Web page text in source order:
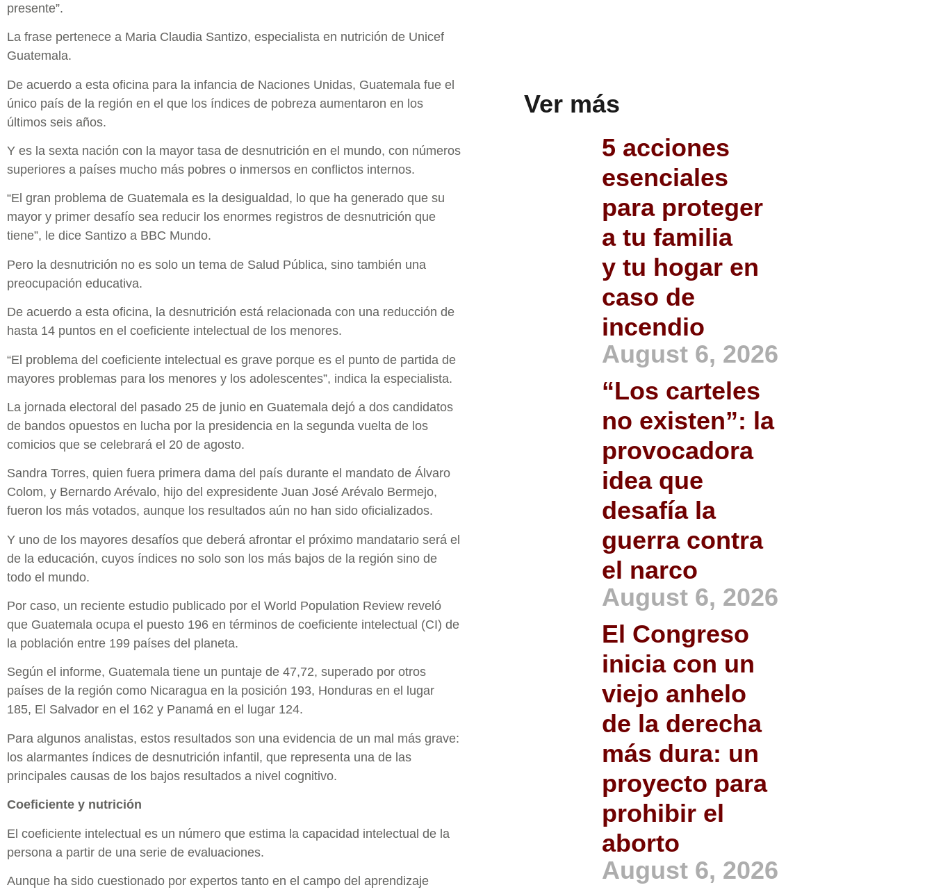
presente”.
La frase pertenece a Maria Claudia Santizo, especialista en nutrición de Unicef
Guatemala.
De acuerdo a esta oficina para la infancia de Naciones Unidas, Guatemala fue el
único país de la región en el que los índices de pobreza aumentaron en los
últimos seis años.
Y es la sexta nación con la mayor tasa de desnutrición en el mundo, con números
superiores a países mucho más pobres o inmersos en conflictos internos.
“El gran problema de Guatemala es la desigualdad, lo que ha generado que su
mayor y primer desafío sea reducir los enormes registros de desnutrición que
tiene”, le dice Santizo a BBC Mundo.
Pero la desnutrición no es solo un tema de Salud Pública, sino también una
preocupación educativa.
De acuerdo a esta oficina, la desnutrición está relacionada con una reducción de
hasta 14 puntos en el coeficiente intelectual de los menores.
“El problema del coeficiente intelectual es grave porque es el punto de partida de
mayores problemas para los menores y los adolescentes”, indica la especialista.
La jornada electoral del pasado 25 de junio en Guatemala dejó a dos candidatos
de bandos opuestos en lucha por la presidencia en la segunda vuelta de los
comicios que se celebrará el 20 de agosto.
Sandra Torres, quien fuera primera dama del país durante el mandato de Álvaro
Colom, y Bernardo Arévalo, hijo del expresidente Juan José Arévalo Bermejo,
fueron los más votados, aunque los resultados aún no han sido oficializados.
Y uno de los mayores desafíos que deberá afrontar el próximo mandatario será el
de la educación, cuyos índices no solo son los más bajos de la región sino de
todo el mundo.
Por caso, un reciente estudio publicado por el World Population Review reveló
que Guatemala ocupa el puesto 196 en términos de coeficiente intelectual (CI) de
la población entre 199 países del planeta.
Según el informe, Guatemala tiene un puntaje de 47,72, superado por otros
países de la región como Nicaragua en la posición 193, Honduras en el lugar
185, El Salvador en el 162 y Panamá en el lugar 124.
Para algunos analistas, estos resultados son una evidencia de un mal más grave:
los alarmantes índices de desnutrición infantil, que representa una de las
principales causas de los bajos resultados a nivel cognitivo.
Coeficiente y nutrición
El coeficiente intelectual es un número que estima la capacidad intelectual de la
persona a partir de una serie de evaluaciones.
Aunque ha sido cuestionado por expertos tanto en el campo del aprendizaje
Ver más
5 acciones
esenciales
para proteger
a tu familia
y tu hogar en
caso de
incendio
August 6, 2026
“Los carteles
no existen”: la
provocadora
idea que
desafía la
guerra contra
el narco
August 6, 2026
El Congreso
inicia con un
viejo anhelo
de la derecha
más dura: un
proyecto para
prohibir el
aborto
August 6, 2026